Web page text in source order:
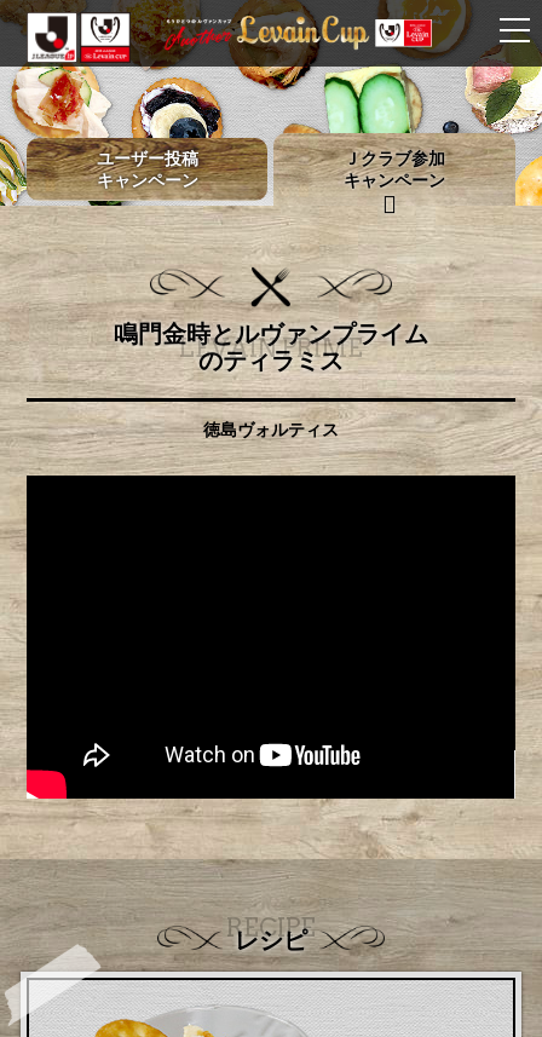
ユーザー投稿
キャンペーン
Ｊクラブ参加
キャンペーン
LEVAIN PRIME
鳴門金時とルヴァンプライム
のティラミス
徳島ヴォルティス
RECIPE
レシピ